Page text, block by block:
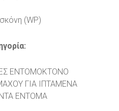
(WP)
ΕΝΤΟΜΟΚΤΟΝΟ
ΓΙΑ ΙΠΤΑΜΕΝΑ
ΕΝΤΟΜΑ